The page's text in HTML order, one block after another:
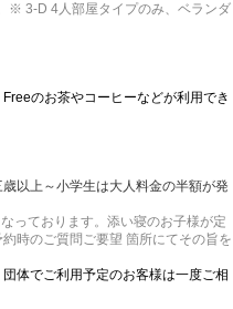
※ 3-D 4人部屋タイプのみ、ベランダ
のお茶やコーヒーなどが利用でき
以上～小学生は大人料金の半額が発
っております。添い寝のお子様が定
時のご質問ご要望 箇所にてその旨を
体でご利用予定のお客様は一度ご相